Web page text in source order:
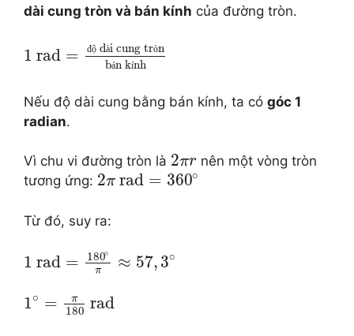
dài cung tròn và bán kính của đường tròn.
1 rad = độdài cung tròn
bán kính
Nếu độ dài cung bằng bán kính, ta có góc 1
radian.
Vì chu vi đường tròn là 2πr nên một vòng tròn
tương ứng: 2π rad = 360∘
Từ đó, suy ra:
1 rad = 180∘
π ≈ 57, 3∘
1∘ = π
180 rad